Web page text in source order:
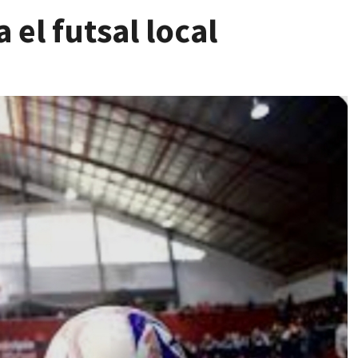
el futsal local